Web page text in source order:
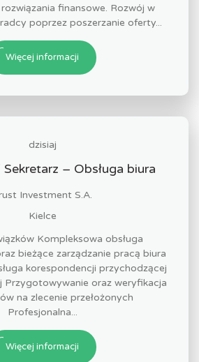
finansowe. Rozwój w
poprzez poszerzanie oferty...
Więcej informacji
dzisiaj
– Obsługa biura
Investment S.A.
Kielce
Kompleksowa obsługa
bieżące zarządzanie pracą biura
korespondencji przychodzącej
Przygotowywanie oraz weryfikacja
na zlecenie przełożonych
Profesjonalna...
Więcej informacji